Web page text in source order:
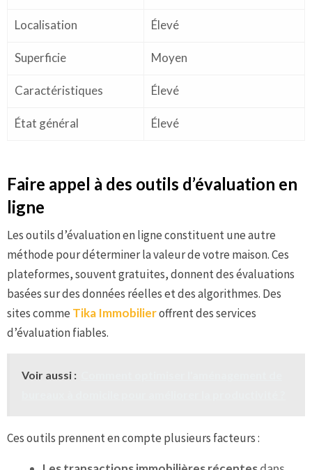
Localisation Élevé
Superficie Moyen
Caractéristiques Élevé
État général Élevé
Faire appel à des outils d’évaluation en
ligne
Les outils d’évaluation en ligne constituent une autre
méthode pour déterminer la valeur de votre maison. Ces
plateformes, souvent gratuites, donnent des évaluations
basées sur des données réelles et des algorithmes. Des
sites comme Tika Immobilieroffrent des services
d’évaluation fiables.
Voir aussi :
Ces outils prennent en compte plusieurs facteurs :